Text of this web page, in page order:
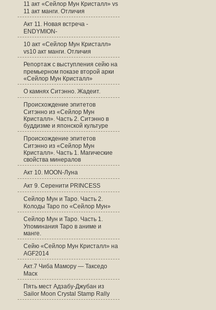
11 акт «Сейлор Мун Кристалл» vs
11 акт манги. Отличия
Акт 11. Новая встреча -
ENDYMION-
10 акт «Сейлор Мун Кристалл»
vs10 акт манги. Отличия
Репортаж с выступления сейю на
премьерном показе второй арки
«Сейлор Мун Кристалл»
О камнях Ситэнно. Жадеит.
Происхождение эпитетов
Ситэнно из «Сейлор Мун
Кристалл». Часть 2. Ситэнно в
буддизме и японской культуре
Происхождение эпитетов
Ситэнно из «Сейлор Мун
Кристалл». Часть 1. Магические
свойства минералов
Акт 10. MOON-Луна
Акт 9. Серенити PRINCESS
Сейлор Мун и Таро. Часть 2.
Колоды Таро по «Сейлор Мун»
Сейлор Мун и Таро. Часть 1.
Упоминания Таро в аниме и
манге.
Cейю «Сейлор Мун Кристалл» на
AGF2014
Акт.7 Чиба Мамору — Такседо
Маск
Пять мест Адзабу-Джубан из
Sailor Moon Crystal Stamp Rally